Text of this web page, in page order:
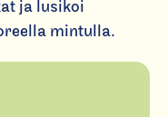
ja lusikoi
mintulla.